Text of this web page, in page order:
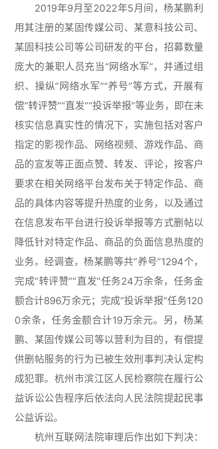
2019年9月至2022年5月间，杨某鹏利
用其注册的某固传媒公司、某意科技公司、
某固科技公司等公司研发的平台，招募数量
庞大的兼职人员充当“网络水军”，并通过组
织、操纵“网络水军”“养号”等方式，开展有
偿“转评赞”“直发”“投诉举报”等业务，即在未
核实信息真实性的情况下，实施包括对客户
指定的影视作品、网络视频、游戏作品、商
品的宣发等正面点赞、转发、评论，按客户
要求在相关网络平台发布关于特定作品、商
品的具体内容等提升热度的业务，以及通过
在信息发布平台进行投诉举报等方式删帖以
降低针对特定作品、商品的负面信息热度的
业务。经调查，杨某鹏等共“养号”1294个，
完成“转评赞”“直发”任务24万余条，任务金
额合计896万余元；完成“投诉举报”任务120
0余条，任务金额合计19万余元。另，杨某
鹏、某固传媒公司等以营利为目的，有偿提
供删帖服务的行为已被生效刑事判决认定构
成犯罪。杭州市滨江区人民检察院在履行公
益诉讼公告程序后依法向人民法院提起民事
公益诉讼。
杭州互联网法院审理后作出如下判决：